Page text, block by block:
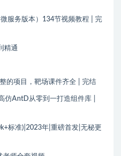
服务版本）134节视频教程 | 完
精通
的项目，靶场课件齐全 | 完结
仿AntD从零到一打造组件库 |
标准)|2023年|重磅首发|无秘更